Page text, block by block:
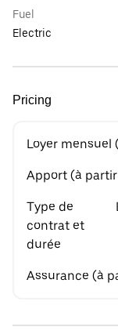
Fuel
Electric
Pricing
Loyer mensuel
Apport (à
Type de
contrat et
durée
Assurance (à